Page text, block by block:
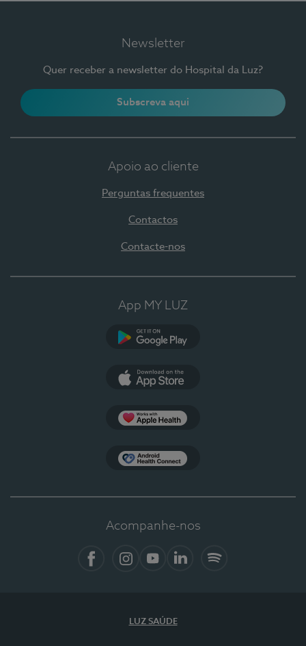
Newsletter
Quer receber a newsletter do Hospital da Luz?
Subscreva aqui
Apoio ao cliente
Perguntas frequentes
Contactos
Contacte-nos
App MY LUZ
Acompanhe-nos
LUZ SAÚDE